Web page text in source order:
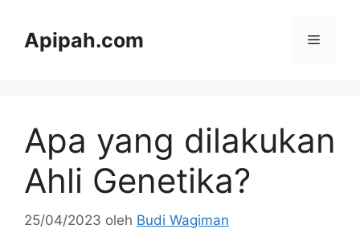
Apipah.com Menu
Apa yang dilakukan
Ahli Genetika?
25/04/2023 oleh Budi Wagiman